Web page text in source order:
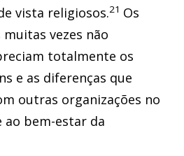
vista religiosos.21 Os
vezes não
totalmente os
e as diferenças que
outras organizações no
ao bem-estar da